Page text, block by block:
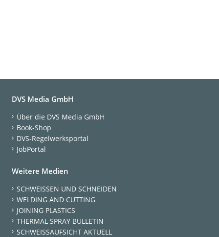
DVS Media GmbH
Über die DVS Media GmbH
Book-Shop
DVS-Regelwerksportal
JobPortal
Weitere Medien
SCHWEISSEN UND SCHNEIDEN
WELDING AND CUTTING
JOINING PLASTICS
THERMAL SPRAY BULLETIN
SCHWEISSAUFSICHT AKTUELL